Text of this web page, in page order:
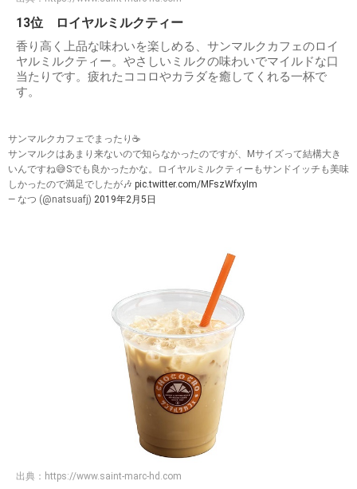
13位 ロイヤルミルクティー
香り高く上品な味わいを楽しめる、サンマルクカフェのロイ
ヤルミルクティー。やさしいミルクの味わいでマイルドな口
当たりです。疲れたココロやカラダを癒してくれる一杯で
す。
サンマルクカフェでまったり☕
サンマルクはあまり来ないので知らなかったのですが、Mサイズって結構大き
いんですね😅Sでも良かったかな。ロイヤルミルクティーもサンドイッチも美味
しかったので満足でしたが🎶 pic.twitter.com/MFszWfxyIm
— なつ (@natsuafj) 2019年2月5日
出典： https://www.saint-marc-hd.com